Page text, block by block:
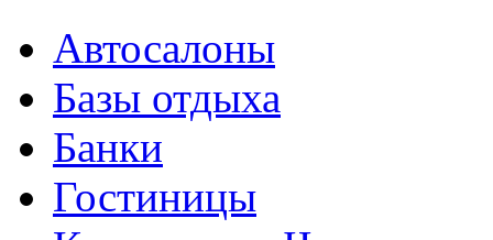
Автосалоны
Базы отдыха
Банки
Гостиницы